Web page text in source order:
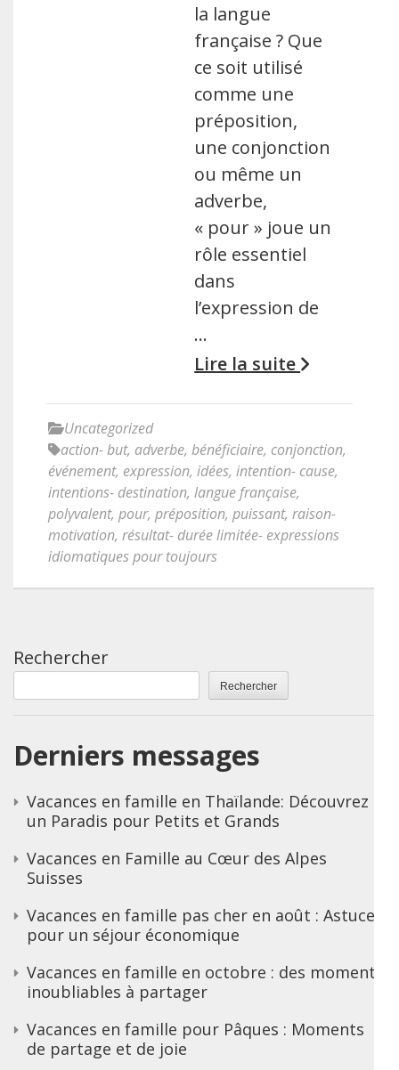
la langue
française ? Que
ce soit utilisé
comme une
préposition,
une conjonction
ou même un
adverbe,
« pour » joue un
rôle essentiel
dans
l’expression de
…
Lire la suite
Uncategorized
action- but, adverbe, bénéficiaire, conjonction,
événement, expression, idées, intention- cause,
intentions- destination, langue française,
polyvalent, pour, préposition, puissant, raison-
motivation, résultat- durée limitée- expressions
idiomatiques pour toujours
Rechercher
Rechercher
Derniers messages
Vacances en famille en Thaïlande: Découvrez
un Paradis pour Petits et Grands
Vacances en Famille au Cœur des Alpes
Suisses
Vacances en famille pas cher en août : Astuces
pour un séjour économique
Vacances en famille en octobre : des moments
inoubliables à partager
Vacances en famille pour Pâques : Moments
de partage et de joie